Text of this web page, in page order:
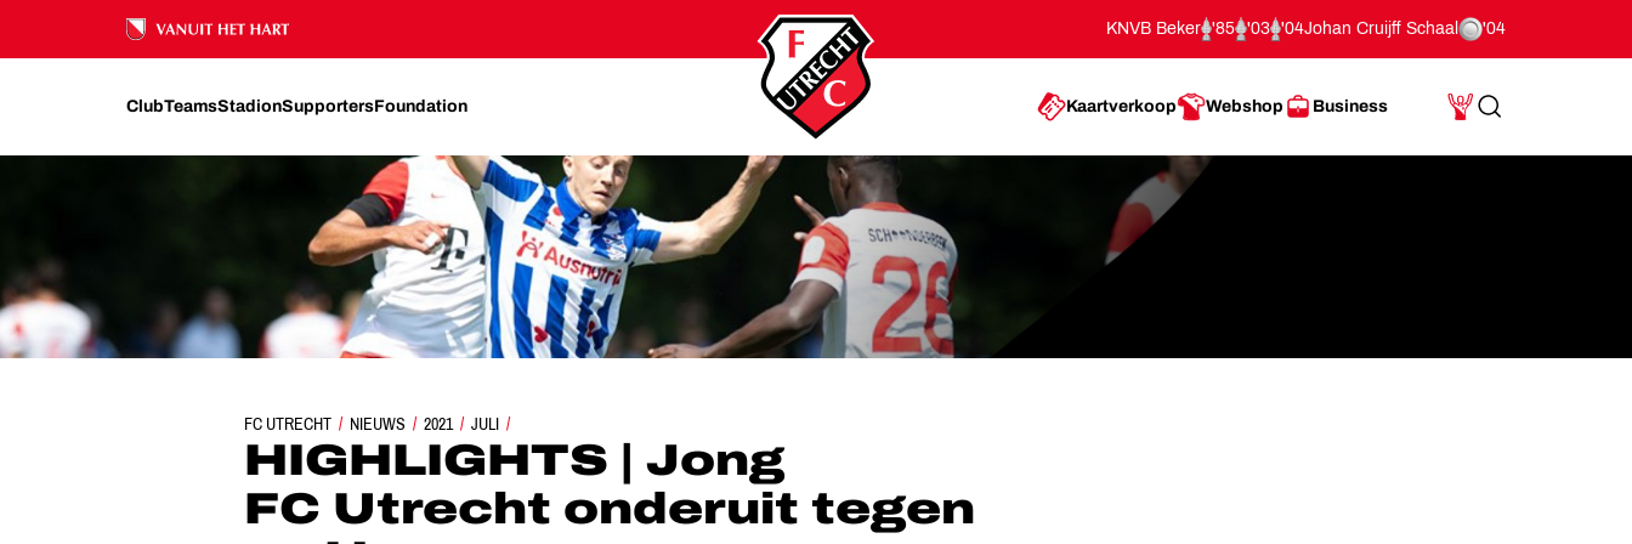
Ons nalatenschap
KNVB Beker '85 '03 '04Johan Cruijff Schaal '04
ClubTeamsStadionSupportersFoundation Kaartverkoop Webshop Business
Mijn Account
Search
FC UTRECHT NIEUWS 2021 JULI
HIGHLIGHTS | JONG FC UTRECHT ONDERUIT TEGEN SC HEERENVEEN
HIGHLIGHTS | Jong
FC Utrecht onderuit tegen